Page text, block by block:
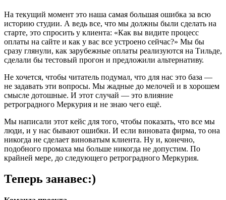
На текущий момент это наша самая большая ошибка за всю
историю студии. А ведь все, что мы должны были сделать на
старте, это спросить у клиента: «Как вы видите процесс
оплаты на сайте и как у вас все устроено сейчас?» Мы бы
сразу глянули, как зарубежные оплаты реализуются на Тильде,
сделали бы тестовый прогон и предложили альтернативу.
Не хочется, чтобы читатель подумал, что для нас это база —
не задавать эти вопросы. Мы жадные до мелочей и в хорошем
смысле дотошные. И этот случай — это влияние
ретроградного Меркурия и не знаю чего ещё.
Мы написали этот кейс для того, чтобы показать, что все мы
люди, и у нас бывают ошибки. И если виновата фирма, то она
никогда не сделает виноватым клиента. Ну и, конечно,
подобного промаха мы больше никогда не допустим. По
крайней мере, до следующего ретроградного Меркурия.
Теперь занавес:)